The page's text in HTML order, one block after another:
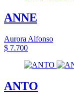
ANNE
Aurora Alfonso
$ 7.700
ANTO